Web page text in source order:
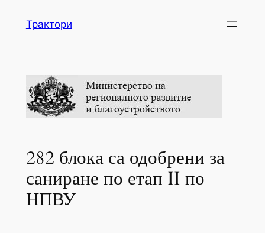
Трактори
282 блока са одобрени за
саниране по етап II по
НПВУ